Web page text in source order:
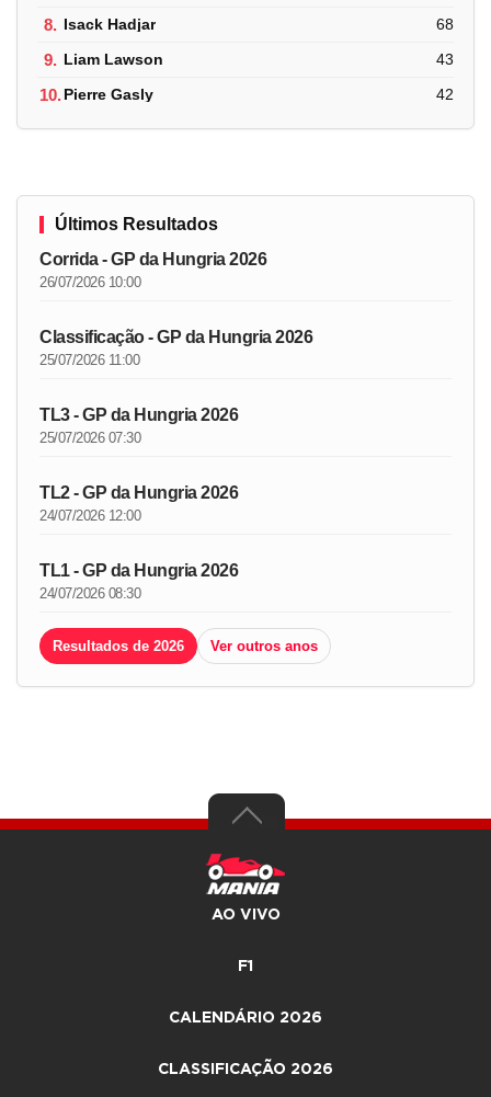
8. Isack Hadjar 68
9. Liam Lawson 43
10.Pierre Gasly 42
Últimos Resultados
Corrida - GP da Hungria 2026
26/07/2026 10:00
Classificação - GP da Hungria 2026
25/07/2026 11:00
TL3 - GP da Hungria 2026
25/07/2026 07:30
TL2 - GP da Hungria 2026
24/07/2026 12:00
TL1 - GP da Hungria 2026
24/07/2026 08:30
Resultados de 2026 Ver outros anos
AO VIVO
F1
CALENDÁRIO 2026
CLASSIFICAÇÃO 2026